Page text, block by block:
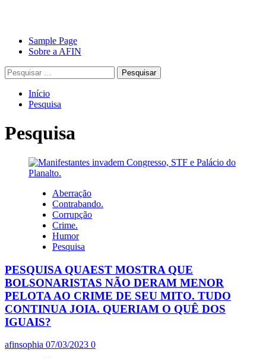
Avançar
para
conteúdo
Primary
Menu
Sample Page
Sobre a AFIN
Pesquisar
por:
Início
Pesquisa
Pesquisa
Aberração
Contrabando.
Corrupção
Crime.
Humor
Pesquisa
PESQUISA QUAEST MOSTRA QUE
BOLSONARISTAS NÃO DERAM MENOR
PELOTA AO CRIME DE SEU MITO. TUDO
CONTINUA JOIA. QUERIAM O QUÊ DOS
IGUAIS?
afinsophia 07/03/2023 0